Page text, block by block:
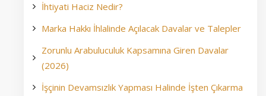
İhtiyati Haciz Nedir?
Marka Hakkı İhlalinde Açılacak Davalar ve Talepler
Zorunlu Arabuluculuk Kapsamına Giren Davalar
(2026)
İşçinin Devamsızlık Yapması Halinde İşten Çıkarma